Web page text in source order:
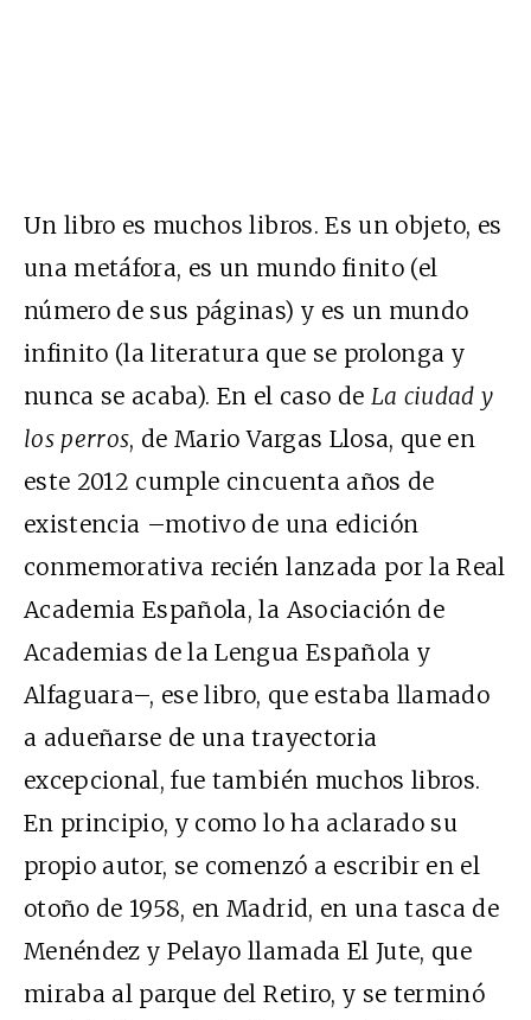
Un libro es muchos libros. Es un objeto, es
una metáfora, es un mundo finito (el
número de sus páginas) y es un mundo
infinito (la literatura que se prolonga y
nunca se acaba). En el caso de La ciudad y
los perros, de Mario Vargas Llosa, que en
este 2012 cumple cincuenta años de
existencia –motivo de una edición
conmemorativa recién lanzada por la Real
Academia Española, la Asociación de
Academias de la Lengua Española y
Alfaguara–, ese libro, que estaba llamado
a adueñarse de una trayectoria
excepcional, fue también muchos libros.
En principio, y como lo ha aclarado su
propio autor, se comenzó a escribir en el
otoño de 1958, en Madrid, en una tasca de
Menéndez y Pelayo llamada El Jute, que
miraba al parque del Retiro, y se terminó